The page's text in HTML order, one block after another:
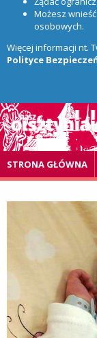
Możesz
osobowych.
Więcej informacji nt.
Polityce
STRONA GŁÓWNA